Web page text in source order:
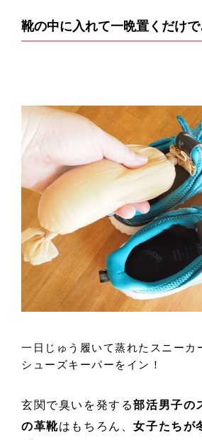
靴の中に入れて一晩置くだけ
一日じゅう履いて蒸れたスニーカ
シューズキーパーをイン！
玄関で臭いを発する部活男子の
の革靴はもちろん、女子たちが